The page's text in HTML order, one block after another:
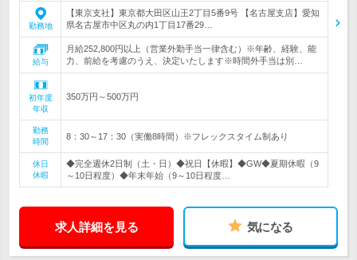
勤務地
【東京支社】東京都大田区山王2丁目5番9号 【名古屋支店】愛知
県名古屋市中区丸の内1丁目17番29…
給与
月給252,800円以上（営業外勤手当一律含む）※年齢、経験、能
力、前給を考慮のうえ、決定いたします※時間外手当は別…
初年度
年収
350万円～500万円
勤務
時間
8：30～17：30（実働8時間）※フレックスタイム制あり
休日
休暇
◆完全週休2日制（土・日）◆祝日【休暇】◆GW◆夏期休暇（9
～10日程度）◆年末年始（9～10日程度…
求人詳細を見る 気になる